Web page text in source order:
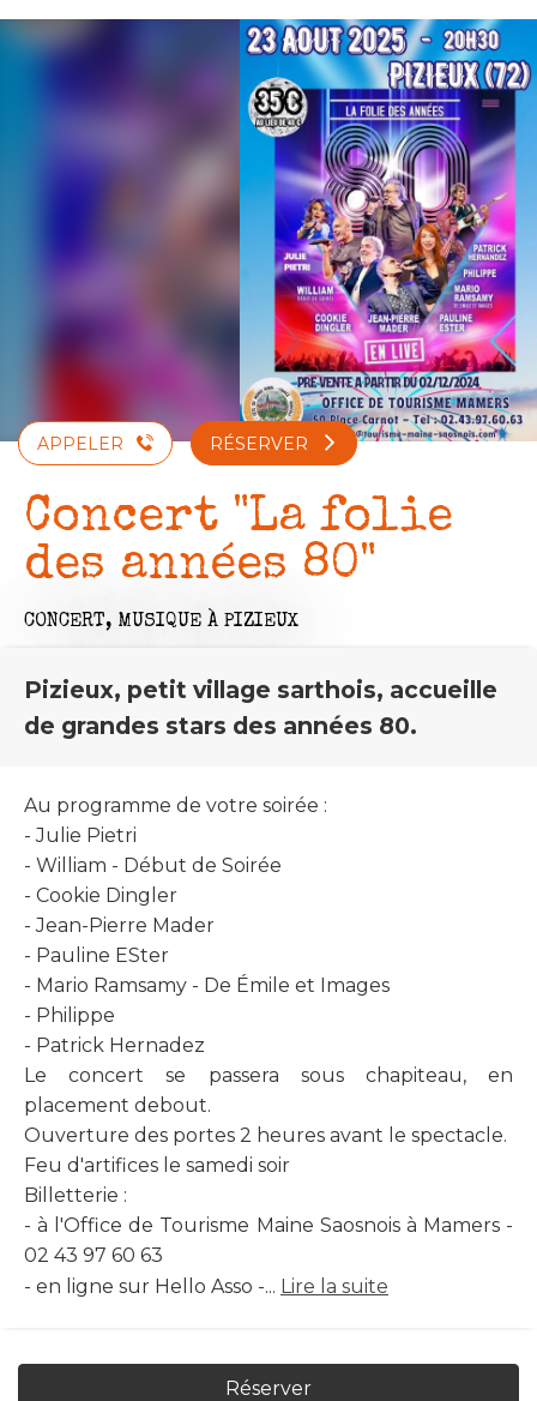
Aller
au
APPELER RÉSERVER
Concert "La folie
des années 80"
CONCERT, MUSIQUE À PIZIEUX
Pizieux, petit village sarthois, accueille
de grandes stars des années 80.
Au programme de votre soirée :
- Julie Pietri
- William - Début de Soirée
- Cookie Dingler
- Jean-Pierre Mader
- Pauline ESter
- Mario Ramsamy - De Émile et Images
- Philippe
- Patrick Hernadez
Le concert se passera sous chapiteau, en
placement debout.
Ouverture des portes 2 heures avant le spectacle.
Feu d'artifices le samedi soir
Billetterie :
- à l'Office de Tourisme Maine Saosnois à Mamers -
02 43 97 60 63
- en ligne sur Hello Asso -... Lire la suite
Réserver